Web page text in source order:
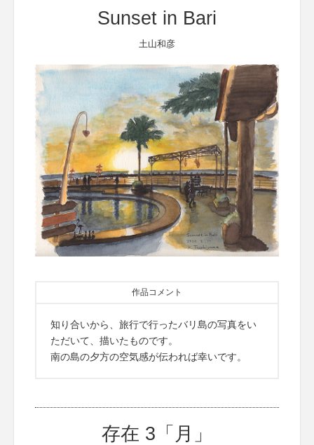
Sunset in Bari
土山和彦
作品コメント
知り合いから、旅行で行ったバリ島の写真をい
ただいて、描いたものです。
南の島の夕方の空気感が伝われば幸いです。
存在 3「月」